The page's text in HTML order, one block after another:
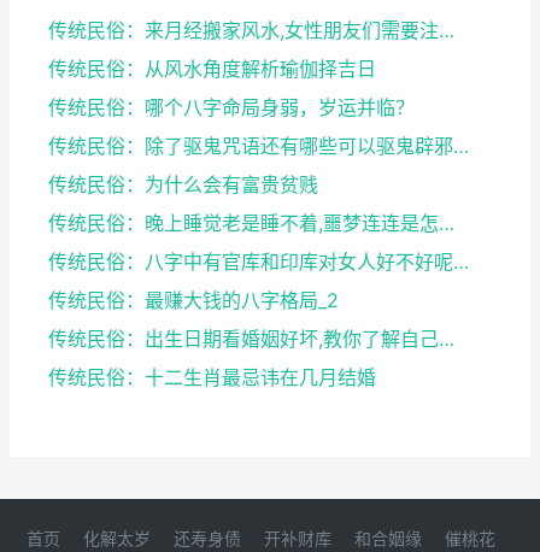
传统民俗：来月经搬家风水,女性朋友们需要注意了
传统民俗：从风水角度解析瑜伽择吉日
传统民俗：哪个八字命局身弱，岁运并临？
传统民俗：除了驱鬼咒语还有哪些可以驱鬼辟邪的方法？...
传统民俗：为什么会有富贵贫贱
传统民俗：晚上睡觉老是睡不着,噩梦连连是怎么回事
传统民俗：八字中有官库和印库对女人好不好呢？赶快收...
传统民俗：最赚大钱的八字格局_2
传统民俗：出生日期看婚姻好坏,教你了解自己未来的婚...
传统民俗：十二生肖最忌讳在几月结婚
首页 化解太岁 还寿身债 开补财库 和合姻缘 催桃花